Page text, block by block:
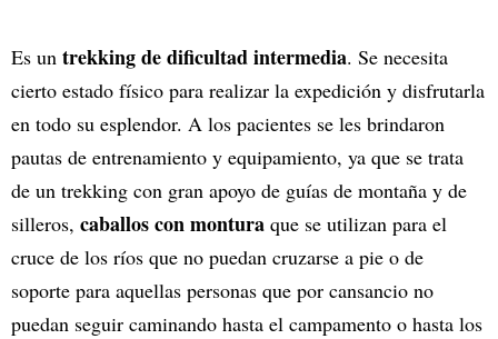
Es un trekking de dificultad intermedia. Se necesita
cierto estado físico para realizar la expedición y disfrutarla
en todo su esplendor. A los pacientes se les brindaron
pautas de entrenamiento y equipamiento, ya que se trata
de un trekking con gran apoyo de guías de montaña y de
silleros, caballos con montura que se utilizan para el
cruce de los ríos que no puedan cruzarse a pie o de
soporte para aquellas personas que por cansancio no
puedan seguir caminando hasta el campamento o hasta los